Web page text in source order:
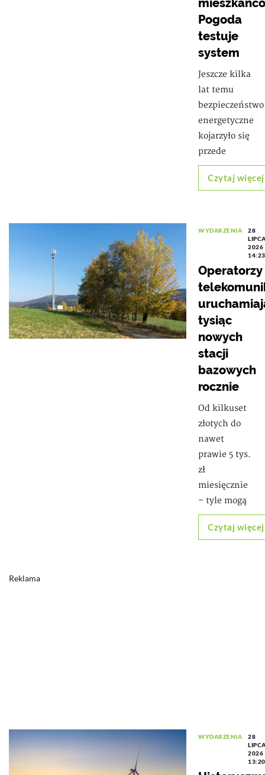
Pogoda
testuje
system
Jeszcze kilka
lat temu
bezpieczeństwo
energetyczne
kojarzyło się
przede
Czytaj więcej
WYDARZENIA
28
2026
14:23
Operatorzy
tysiąc
nowych
stacji
bazowych
rocznie
Od kilkuset
złotych do
nawet
prawie 5 tys.
zł
miesięcznie
– tyle mogą
Czytaj więcej
Reklama
WYDARZENIA
28
2026
13:20